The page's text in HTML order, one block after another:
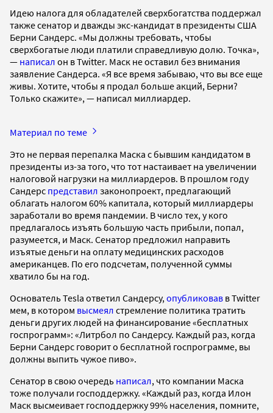
Идею налога для обладателей сверхбогатства поддержал
также сенатор и дважды экс-кандидат в президенты США
Берни Сандерс. «Мы должны требовать, чтобы
сверхбогатые люди платили справедливую долю. Точка»,
— написал он в Twitter. Маск не оставил без внимания
заявление Сандерса. «Я все время забываю, что вы все еще
живы. Хотите, чтобы я продал больше акций, Берни?
Только скажите», — написал миллиардер.
Материал по теме
Это не первая перепалка Маска с бывшим кандидатом в
президенты из-за того, что тот настаивает на увеличении
налоговой нагрузки на миллиардеров. В прошлом году
Сандерс представил законопроект, предлагающий
облагать налогом 60% капитала, который миллиардеры
заработали во время пандемии. В число тех, у кого
предлагалось изъять большую часть прибыли, попал,
разумеется, и Маск. Сенатор предложил направить
изъятые деньги на оплату медицинских расходов
американцев. По его подсчетам, полученной суммы
хватило бы на год.
Основатель Tesla ответил Сандерсу, опубликовав в Twitter
мем, в котором высмеял стремление политика тратить
деньги других людей на финансирование «бесплатных
госпрограмм»: «Литрбол по Сандерсу. Каждый раз, когда
Берни Сандерс говорит о бесплатной госпрограмме, вы
должны выпить чужое пиво».
Сенатор в свою очередь написал, что компании Маска
тоже получали господдержку. «Каждый раз, когда Илон
Маск высмеивает господдержку 99% населения, помните,